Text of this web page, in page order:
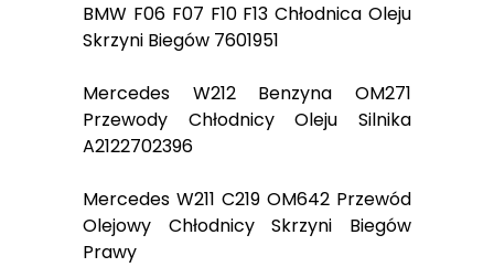
BMW F06 F07 F10 F13 Chłodnica Oleju
Skrzyni Biegów 7601951
Mercedes W212 Benzyna OM271
Przewody Chłodnicy Oleju Silnika
A2122702396
Mercedes W211 C219 OM642 Przewód
Olejowy Chłodnicy Skrzyni Biegów
Prawy